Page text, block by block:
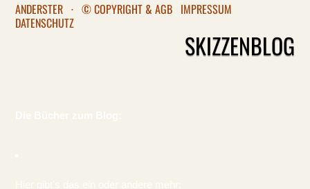
ANDERSTER · © COPYRIGHT & AGB IMPRESSUM
DATENSCHUTZ
SKIZZENBLOG